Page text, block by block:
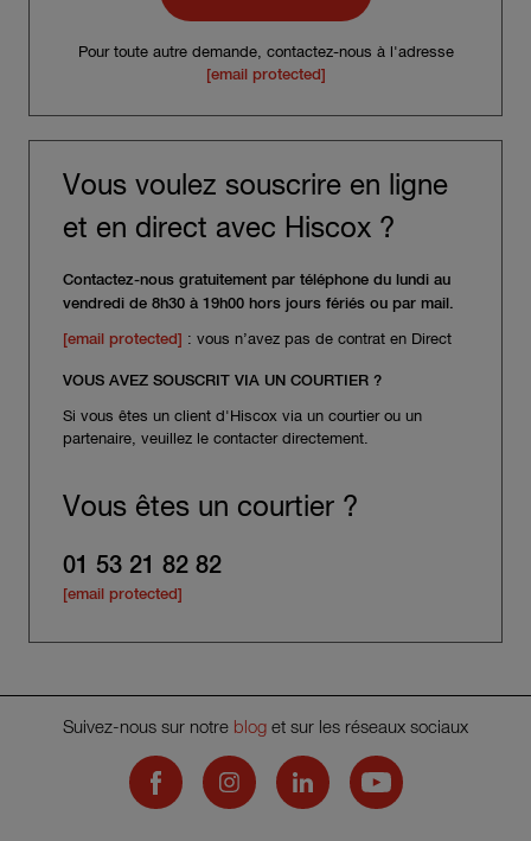
Pour toute autre demande, contactez-nous à l'adresse
[email protected]
Vous voulez souscrire en ligne
et en direct avec Hiscox ?
Contactez-nous gratuitement par téléphone du lundi au
vendredi de 8h30 à 19h00 hors jours fériés ou par mail.
[email protected] : vous n’avez pas de contrat en Direct
VOUS AVEZ SOUSCRIT VIA UN COURTIER ?
Si vous êtes un client d'Hiscox via un courtier ou un
partenaire, veuillez le contacter directement.
Vous êtes un courtier ?
01 53 21 82 82
[email protected]
Suivez-nous sur notre blog et sur les réseaux sociaux
Hiscox on Facebook
Hiscox on Instagram
Hiscox on LinkedInHiscox on YouTube